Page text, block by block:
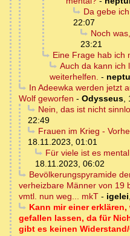
Da gebe
22:07
Noch
23:21
Eine Frage hab ich
Auch da kann ich
weiterhelfen. -
In Adeewka werden jetzt
Wolf geworfen - Odysseus,
Nein, das ist nicht
22:49
Frauen im Krieg -
18.11.2023, 01:01
Für viele ist es
18.11.2023, 06:02
Bevölkerungspyramide
verheizbare Männer von 19
vmtl. nun weg... mkT - igelei,
Kann mir einer
gefallen lassen, da für
gibt es keinen